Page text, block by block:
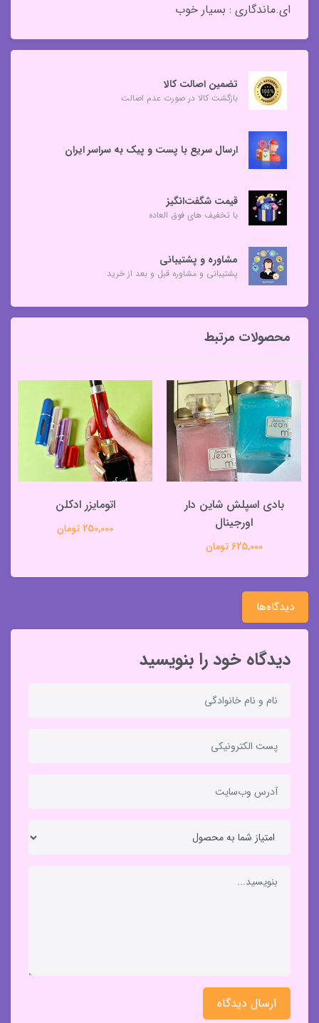
ای.ماندگاری : بسیار خوب
تضمین اصالت کالا
بازگشت کالا در صورت عدم اصالت
ارسال سریع با پست و پیک به سراسر ایران
قیمت شگفت‌انگیز
با تخفیف های فوق العاده
مشاوره و پشتیبانی
پشتیبانی و مشاوره قبل و بعد از خرید
محصولات مرتبط
بادی اسپلش شاین دار
اورجینال
625,000 تومان
اتومایزر ادکلن
250,000 تومان
دیدگاه‌ها
دیدگاه خود را بنویسید
ارسال دیدگاه